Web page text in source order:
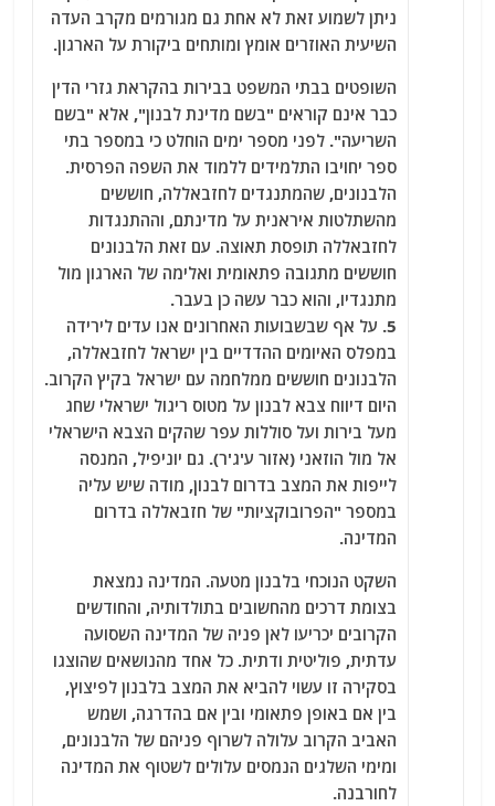
ניתן לשמוע זאת לא אחת גם מגורמים מקרב העדה
השיעית האוזרים אומץ ומותחים ביקורת על הארגון.
השופטים בבתי המשפט בבירות בהקראת גזרי הדין
כבר אינם קוראים "בשם מדינת לבנון", אלא "בשם
השריעה". לפני מספר ימים הוחלט כי במספר בתי
ספר יחויבו התלמידים ללמוד את השפה הפרסית.
הלבנונים, שהמתנגדים לחזבאללה, חוששים
מהשתלטות איראנית על מדינתם, וההתנגדות
לחזבאללה תופסת תאוצה. עם זאת הלבנונים
חוששים מתגובה פתאומית ואלימה של הארגון מול
מתנגדיו, והוא כבר עשה כן בעבר.
5. על אף שבשבועות האחרונים אנו עדים לירידה
במפלס האיומים ההדדיים בין ישראל לחזבאללה,
הלבנונים חוששים ממלחמה עם ישראל בקיץ הקרוב.
היום דיווח צבא לבנון על מטוס ריגול ישראלי שחג
מעל בירות ועל סוללות עפר שהקים הצבא הישראלי
אל מול הוזאני (אזור ע'ג'ר). גם יוניפיל, המנסה
לייפות את המצב בדרום לבנון, מודה שיש עליה
במספר "הפרובוקציות" של חזבאללה בדרום
המדינה.
השקט הנוכחי בלבנון מטעה. המדינה נמצאת
בצומת דרכים מהחשובים בתולדותיה, והחודשים
הקרובים יכריעו לאן פניה של המדינה השסועה
עדתית, פוליטית ודתית. כל אחד מהנושאים שהוצגו
בסקירה זו עשוי להביא את המצב בלבנון לפיצוץ,
בין אם באופן פתאומי ובין אם בהדרגה, ושמש
האביב הקרוב עלולה לשרוף פניהם של הלבנונים,
ומימי השלגים הנמסים עלולים לשטוף את המדינה
לחורבנה.